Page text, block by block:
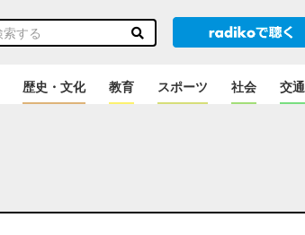
歴史・文化 教育 スポーツ 社会 交通